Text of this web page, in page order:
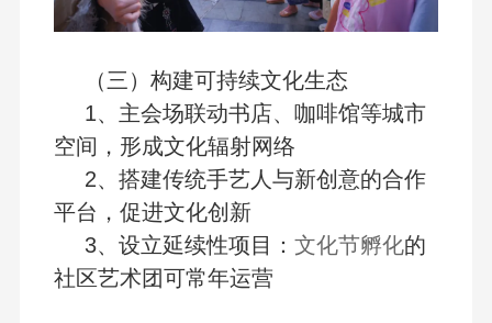
（三）构建可持续文化生态
1、主会场联动书店、咖啡馆等城市
空间，形成文化辐射网络
2、搭建传统手艺人与新创意的合作
平台，促进文化创新
3、设立延续性项目：文化节孵化的
社区艺术团可常年运营